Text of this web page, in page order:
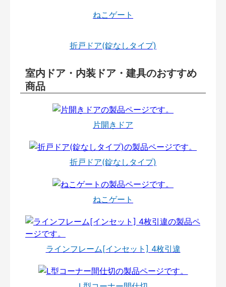
ねこゲート
折戸ドア(錠なしタイプ)
室内ドア・内装ドア・建具のおすすめ
商品
片開きドア
折戸ドア(錠なしタイプ)
ねこゲート
ラインフレーム[インセット] 4枚引違